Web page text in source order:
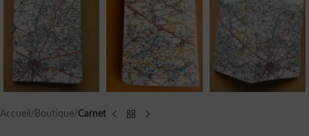
Accueil Boutique Carnet